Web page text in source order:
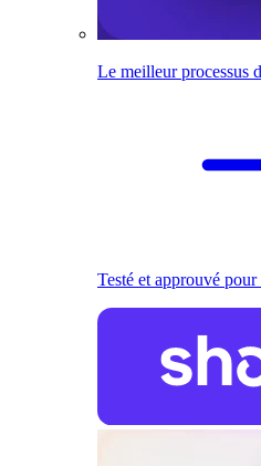
Le meilleur processus
Testé et approuvé